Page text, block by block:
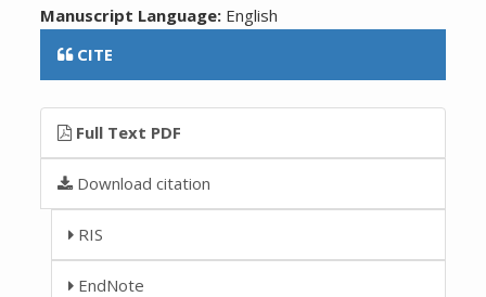
Manuscript Language: English
CITE
Full Text PDF
Download citation
RIS
EndNote